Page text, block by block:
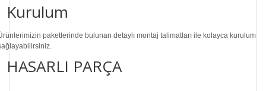
Kurulum
paketlerinde bulunan detaylı montaj talimatları ile kolayca kurulum
HASARLI PARÇA